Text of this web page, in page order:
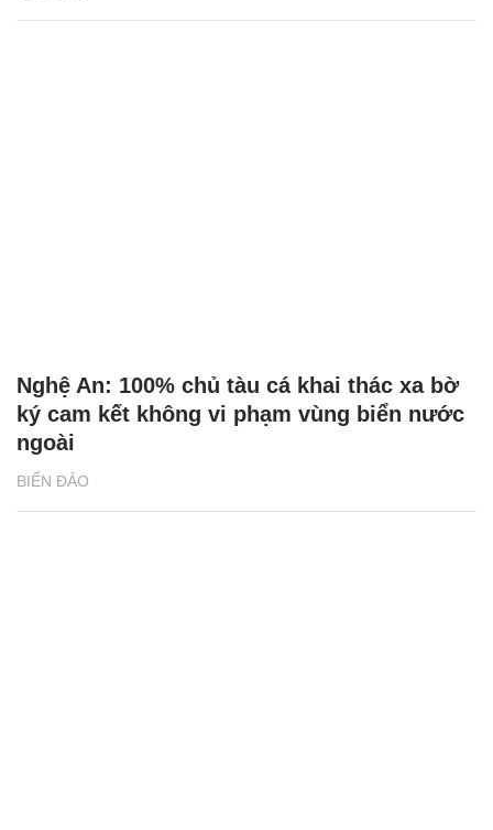
BIỂN ĐẢO
Nghệ An: 100% chủ tàu cá khai thác xa bờ
ký cam kết không vi phạm vùng biển nước
ngoài